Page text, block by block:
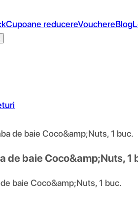
Cupoane reducereVouchereBlog
de baie Coco&amp;Nuts, 1 buc.
de baie Coco&amp;Nuts, 1